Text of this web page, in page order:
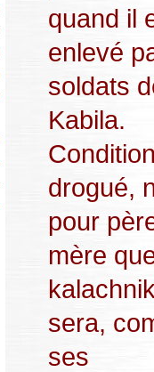
quand il
enlevé
soldats
Kabila.
drogué,
pour
mère
sera,
ses